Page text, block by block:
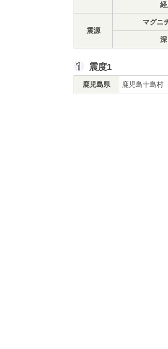
震源
マグニ
深
震度1
鹿児島県 鹿児島十島村